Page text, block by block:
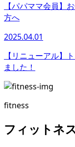
【パパママ会員】
方へ
2025.04.01
【リニューアル】
ました！
fitness
フィットネ